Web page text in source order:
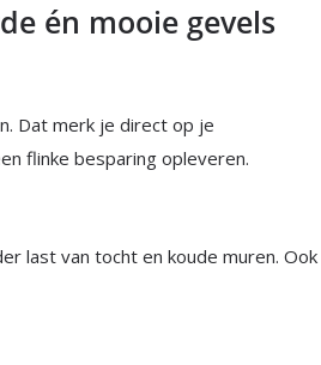
én mooie gevels
Dat merk je direct op je
flinke besparing opleveren.
last van tocht en koude muren. Ook